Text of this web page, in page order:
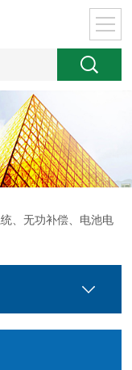
、无功补偿、电池电